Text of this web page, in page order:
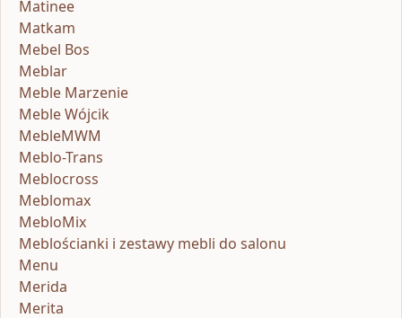
Matinee
Matkam
Mebel Bos
Meblar
Meble Marzenie
Meble Wójcik
MebleMWM
Meblo-Trans
Meblocross
Meblomax
MebloMix
Meblościanki i zestawy mebli do salonu
Menu
Merida
Merita